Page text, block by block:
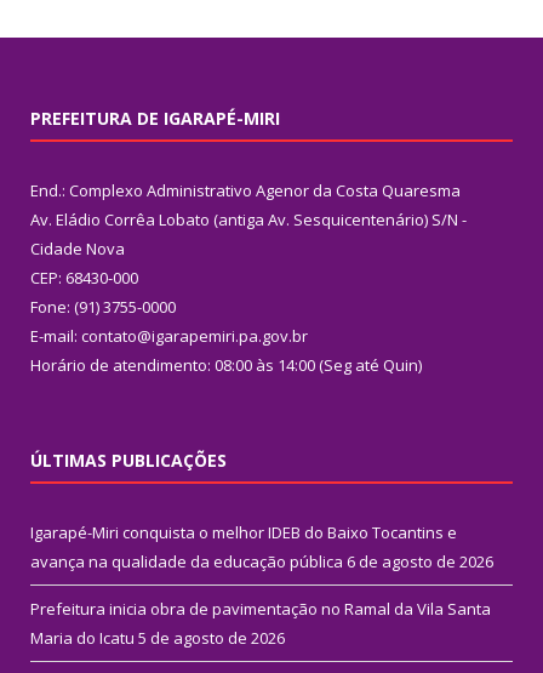
PREFEITURA DE IGARAPÉ-MIRI
End.: Complexo Administrativo Agenor da Costa Quaresma
Av. Eládio Corrêa Lobato (antiga Av. Sesquicentenário) S/N -
Cidade Nova
CEP: 68430-000
Fone: (91) 3755-0000
E-mail: contato@igarapemiri.pa.gov.br
Horário de atendimento: 08:00 às 14:00 (Seg até Quin)
ÚLTIMAS PUBLICAÇÕES
Igarapé-Miri conquista o melhor IDEB do Baixo Tocantins e
avança na qualidade da educação pública 6 de agosto de 2026
Prefeitura inicia obra de pavimentação no Ramal da Vila Santa
Maria do Icatu 5 de agosto de 2026